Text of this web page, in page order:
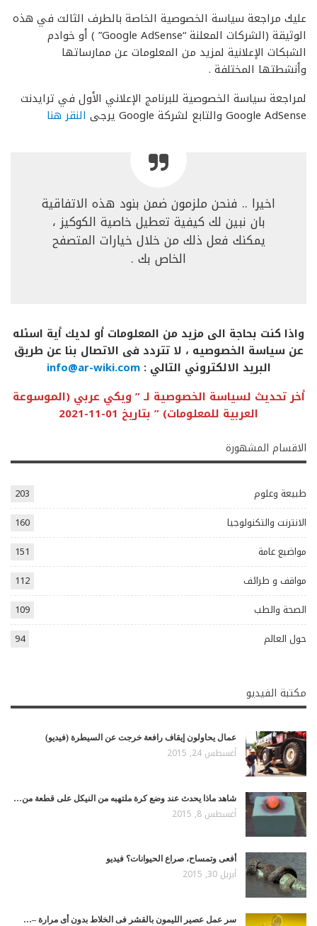
عليك مراجعة سياسة الخصوصية الخاصة بالطرف الثالث في هذه
الوثيقة (الشركات المعلنة “Google AdSense” ) أو خوادم
الشبكات الإعلانية لمزيد من المعلومات عن ممارساتها
وأنشطتها المختلفة .
لمراجعة سياسة الخصوصية للبرنامج الإعلاني الأول في ترايدنت
Google AdSense والتابع لشركة Google يرجى
النقر هنا
اخيرا .. فنحن ملزمون ضمن بنود هذه الاتفاقية
بان نبين لك كيفية تعطيل خاصية الكوكيز ،
يمكنك فعل ذلك من خلال خيارات المتصفح
الخاص بك .
واذا كنت بحاجة الى مزيد من المعلومات أو لديك أية اسئله
عن سياسة الخصوصيه ، لا تتردد فى الاتصال بنا عن طريق
البريد الالكتروني التالي :info@ar-wiki.com
أخر تحديث لسياسة الخصوصية لـ ” ويكي عربي (الموسوعة
العربية للمعلومات) ” بتاريخ 01-11-2021
الاقسام المشهورة
طبيعة وعلوم
203
الانترنت والتكنولوجيا
160
مواضيع عامة
151
مواقف و طرائف
112
الصحة والطب
109
حول العالم
94
مكتبة الفيديو
عمال يحاولون إيقاف رافعة خرجت عن السيطرة (فيديو)
أغسطس 24, 2015
شاهد ماذا يحدث عند وضع كرة ملتهبه من النيكل على قطعة من…
أغسطس 8, 2015
أفعى وتمساح، صراع الحيوانات؟ فيديو
أبريل 30, 2015
سر عمل عصير الليمون بالقشر فى الخلاط بدون أى مرارة –…